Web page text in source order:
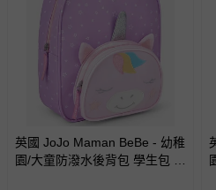
英國 JoJo Maman BeBe - 幼稚
園/大童防潑水後背包 學生包 旅